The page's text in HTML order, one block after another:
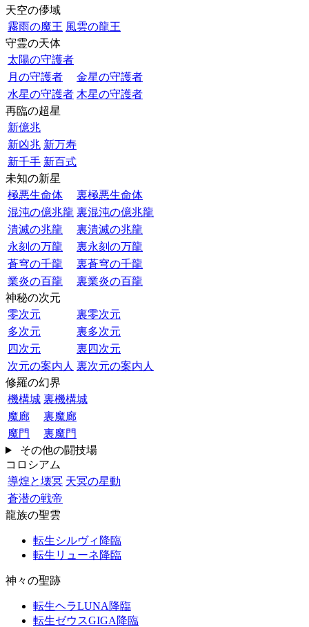
天空の儚域
霧雨の魔王 風雲の龍王
守霊の天体
太陽の守護者
月の守護者
金星の守護者
水星の守護者 木星の守護者
再臨の超星
新億兆
新凶兆 新万寿
新千手 新百式
未知の新星
極悪生命体
裏極悪生命体
混沌の億兆龍 裏混沌の億兆龍
潰滅の兆龍
裏潰滅の兆龍
永刻の万龍
裏永刻の万龍
蒼穹の千龍
裏蒼穹の千龍
業炎の百龍
裏業炎の百龍
神秘の次元
零次元
裏零次元
多次元
裏多次元
四次元
裏四次元
次元の案内人 裏次元の案内人
修羅の幻界
機構城 裏機構城
魔廊
裏魔廊
魔門
裏魔門
その他の闘技場
コロシアム
導煌と壊冥 天冥の星動
蒼潜の戦帝
龍族の聖雲
転生シルヴィ降臨
転生リューネ降臨
神々の聖跡
転生ヘラLUNA降臨
転生ゼウスGIGA降臨